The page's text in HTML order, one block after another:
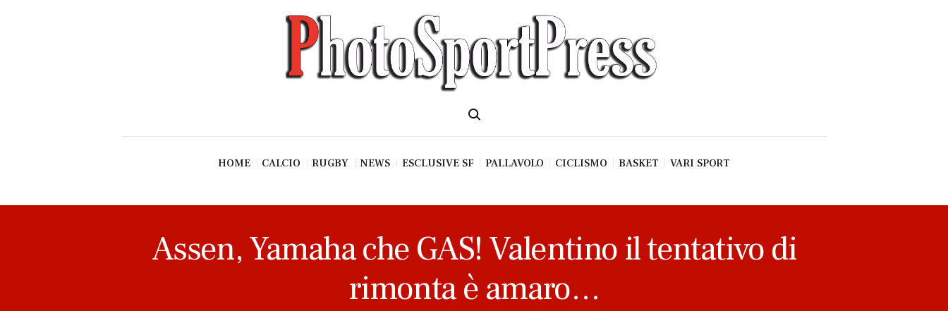
HOME CALCIO RUGBY NEWS ESCLUSIVE SF PALLAVOLO CICLISMO BASKET VARI SPORT
Assen, Yamaha che GAS! Valentino il tentativo di
rimonta è amaro…